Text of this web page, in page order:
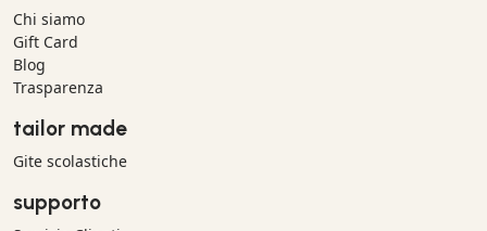
Chi siamo
Gift Card
Blog
Trasparenza
tailor made
Gite scolastiche
supporto